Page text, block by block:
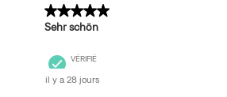
5 sur 5 étoiles.
Sehr schön
VÉRIFIÉ
il y a 28 jours